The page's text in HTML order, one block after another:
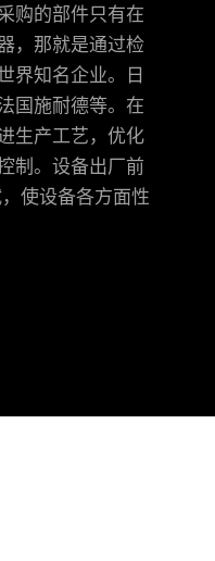
购的部件只有在
，那就是通过检
界知名企业。日
国施耐德等。在
生产工艺，优化
制。设备出厂前
使设备各方面性